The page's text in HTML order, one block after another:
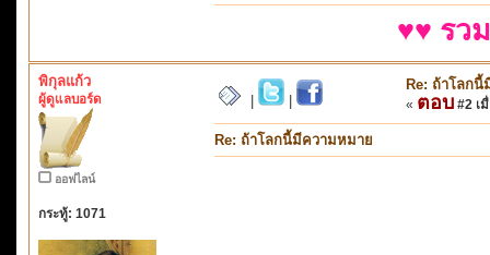
♥♥ รว
พิกุลแก้ว
ผู้ดูแลบอร์ด
ออฟไลน์
กระทู้: 1071
Re: ถ้าโลก
« ตอบ #2 เ
Re: ถ้าโลกนี้มีความหมาย